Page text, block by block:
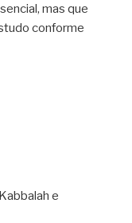
mas que
conforme
e